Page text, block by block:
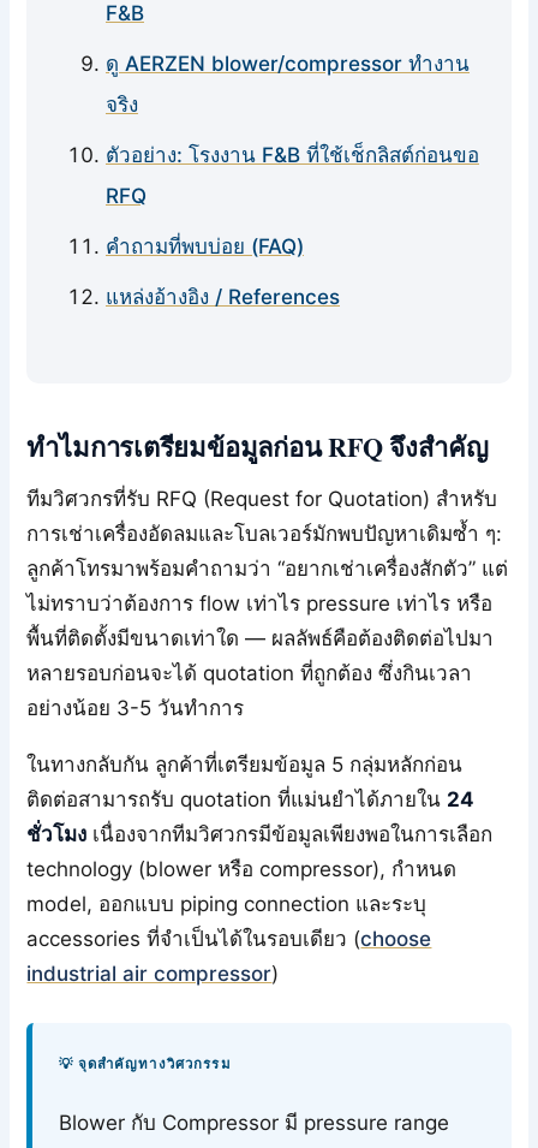
F&B
ดู AERZEN blower/compressor ทำงาน
จริง
ตัวอย่าง: โรงงาน F&B ที่ใช้เช็กลิสต์ก่อนขอ
RFQ
คำถามที่พบบ่อย (FAQ)
แหล่งอ้างอิง / References
ทำไมการเตรียมข้อมูลก่อน RFQ จึงสำคัญ
ทีมวิศวกรที่รับ RFQ (Request for Quotation) สำหรับ
การเช่าเครื่องอัดลมและโบลเวอร์มักพบปัญหาเดิมซ้ำ ๆ:
ลูกค้าโทรมาพร้อมคำถามว่า “อยากเช่าเครื่องสักตัว” แต่
ไม่ทราบว่าต้องการ flow เท่าไร pressure เท่าไร หรือ
พื้นที่ติดตั้งมีขนาดเท่าใด — ผลลัพธ์คือต้องติดต่อไปมา
หลายรอบก่อนจะได้ quotation ที่ถูกต้อง ซึ่งกินเวลา
อย่างน้อย 3-5 วันทำการ
ในทางกลับกัน ลูกค้าที่เตรียมข้อมูล 5 กลุ่มหลักก่อน
ติดต่อสามารถรับ quotation ที่แม่นยำได้ภายใน 24
ชั่วโมง เนื่องจากทีมวิศวกรมีข้อมูลเพียงพอในการเลือก
technology (blower หรือ compressor), กำหนด
model, ออกแบบ piping connection และระบุ
accessories ที่จำเป็นได้ในรอบเดียว (choose
industrial air compressor)
💡 จุดสำคัญทางวิศวกรรม
Blower กับ Compressor มี pressure range